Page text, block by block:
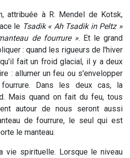
attribuée à R. Mendel de Kotsk,
le Tsadik « Ah Tsadik in Peltz »
de fourrure ». Et le grand
: quand les rigueurs de l'hiver
fait un froid glacial, il y a deux
: allumer un feu ou s'envelopper
Dans les deux cas, la
Mais quand on fait du feu, tous
autour de nous seront aussi
de fourrure, le seul qui est
le manteau.
vie spirituelle. Lorsque le niveau